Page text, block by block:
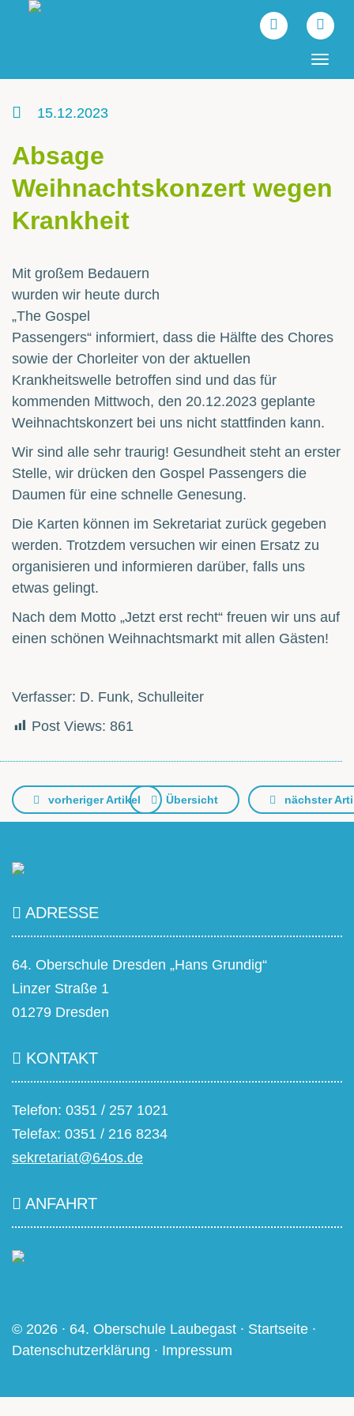
15.12.2023
Absage
Weihnachtskonzert wegen
Krankheit
Mit großem Bedauern
wurden wir heute durch
„The Gospel
Passengers“ informiert, dass die Hälfte des Chores
sowie der Chorleiter von der aktuellen
Krankheitswelle betroffen sind und das für
kommenden Mittwoch, den 20.12.2023 geplante
Weihnachtskonzert bei uns nicht stattfinden kann.
Wir sind alle sehr traurig! Gesundheit steht an erster
Stelle, wir drücken den Gospel Passengers die
Daumen für eine schnelle Genesung.
Die Karten können im Sekretariat zurück gegeben
werden. Trotzdem versuchen wir einen Ersatz zu
organisieren und informieren darüber, falls uns
etwas gelingt.
Nach dem Motto „Jetzt erst recht“ freuen wir uns auf
einen schönen Weihnachtsmarkt mit allen Gästen!
Verfasser: D. Funk, Schulleiter
Post Views: 861
vorheriger Artikel Übersicht nächster
ADRESSE
64. Oberschule Dresden „Hans Grundig“
Linzer Straße 1
01279 Dresden
KONTAKT
Telefon: 0351 / 257 1021
Telefax: 0351 / 216 8234
sekretariat@64os.de
ANFAHRT
© 2026 ∙ 64. Oberschule Laubegast ∙ Startseite ∙
Datenschutzerklärung ∙ Impressum